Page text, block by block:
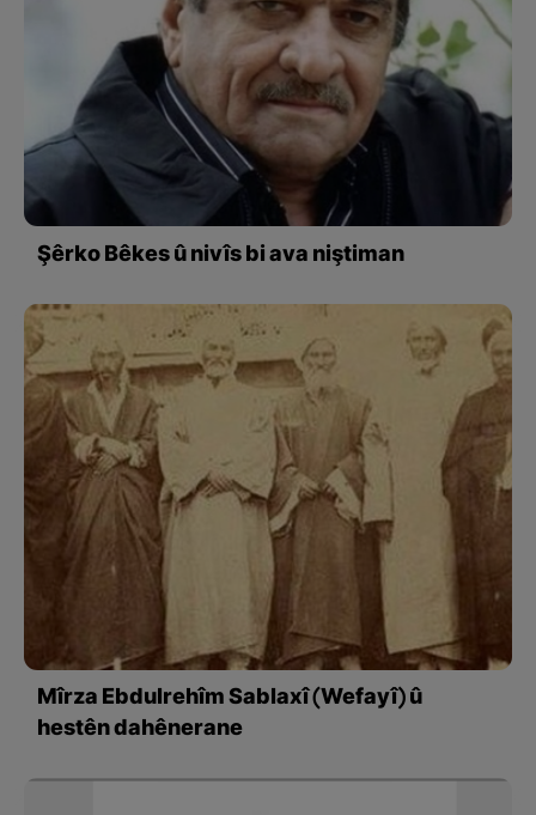
Şêrko Bêkes û nivîs bi ava niştiman
Mîrza Ebdulrehîm Sablaxî (Wefayî) û
hestên dahênerane